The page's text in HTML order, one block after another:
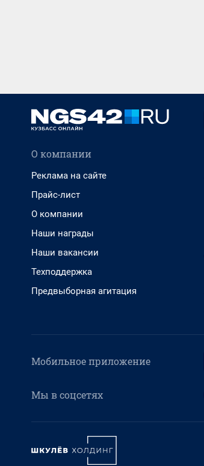
О компании
Реклама на сайте
Прайс-лист
О компании
Наши награды
Наши вакансии
Техподдержка
Предвыборная агитация
Мобильное приложение
Мы в соцсетях